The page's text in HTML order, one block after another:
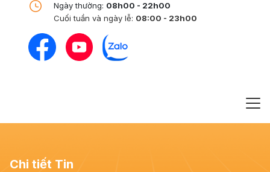
Ngày thường: 08h00 - 22h00
Cuối tuần và ngày lễ: 08:00 - 23h00
Chi tiết Tin